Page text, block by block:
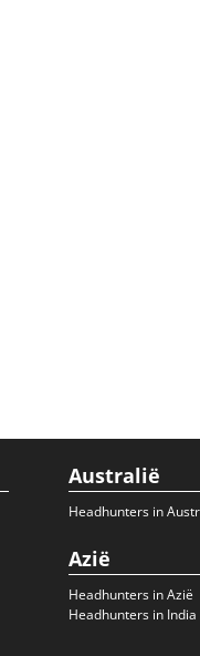
Australië
Headhunters in
Azië
Headhunters in Azië
Headhunters in India